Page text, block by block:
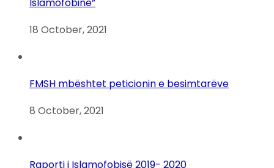
18 October, 2021
FMSH mbështet peticionin e besimtarëve
8 October, 2021
Raporti i Islamofobisë 2019- 2020